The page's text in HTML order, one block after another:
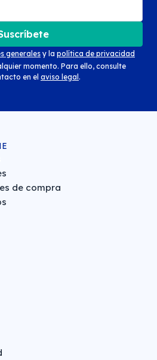
generales y la política de privacidad
momento. Para ello, consulte
en el aviso legal .
de compra